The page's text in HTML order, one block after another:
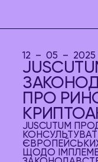
12 – 05 – 2025
ПРО
JUSCUTUM
ЩОДО